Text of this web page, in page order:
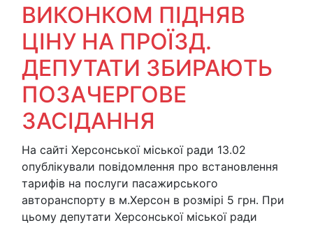
ВИКОНКОМ ПІДНЯВ
ЦІНУ НА ПРОЇЗД.
ДЕПУТАТИ ЗБИРАЮТЬ
ПОЗАЧЕРГОВЕ
ЗАСІДАННЯ
На сайті Херсонської міської ради 13.02
опублікували повідомлення про встановлення
тарифів на послуги пасажирського
авторанспорту в м.Херсон в розмірі 5 грн. При
цьому депутати Херсонської міської ради